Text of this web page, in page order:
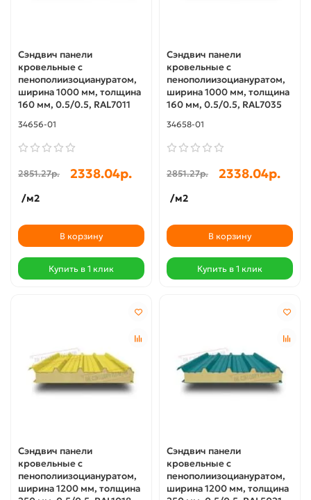
Сэндвич панели
кровельные с
пенополиизоциануратом,
ширина 1000 мм, толщина
160 мм, 0.5/0.5, RAL7011
34656-01
2851.27р. 2338.04р.
/м2
В корзину
Купить в 1 клик
Сэндвич панели
кровельные с
пенополиизоциануратом,
ширина 1000 мм, толщина
160 мм, 0.5/0.5, RAL7035
34658-01
2851.27р. 2338.04р.
/м2
В корзину
Купить в 1 клик
Сэндвич панели
кровельные с
пенополиизоциануратом,
ширина 1200 мм, толщина
Сэндвич панели
кровельные с
пенополиизоциануратом,
ширина 1200 мм, толщина